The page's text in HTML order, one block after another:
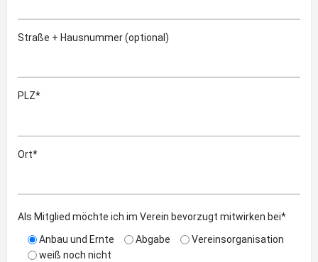
Straße + Hausnummer (optional)
PLZ*
Ort*
Als Mitglied möchte ich im Verein bevorzugt mitwirken bei*
Anbau und Ernte
Abgabe
Vereinsorganisation
weiß noch nicht